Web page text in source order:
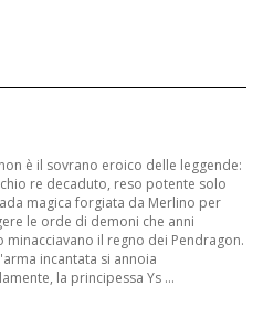
è il sovrano eroico delle leggende:
re decaduto, reso potente solo
magica forgiata da Merlino per
le orde di demoni che anni
minacciavano il regno dei Pendragon.
incantata si annoia
la principessa Ys ...